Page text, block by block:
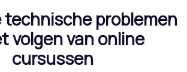
technische problemen
volgen van online
cursussen